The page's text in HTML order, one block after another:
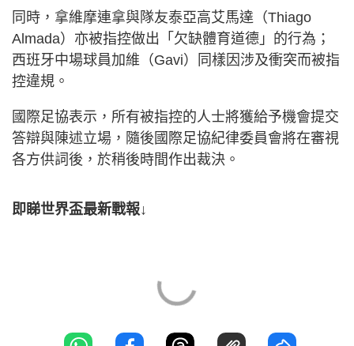
同時，拿維摩連拿與隊友泰亞高艾馬達（Thiago
Almada）亦被指控做出「欠缺體育道德」的行為；
西班牙中場球員加維（Gavi）同樣因涉及衝突而被指
控違規。
國際足協表示，所有被指控的人士將獲給予機會提交
答辯與陳述立場，隨後國際足協紀律委員會將在審視
各方供詞後，於稍後時間作出裁決。
即睇世界盃最新戰報↓